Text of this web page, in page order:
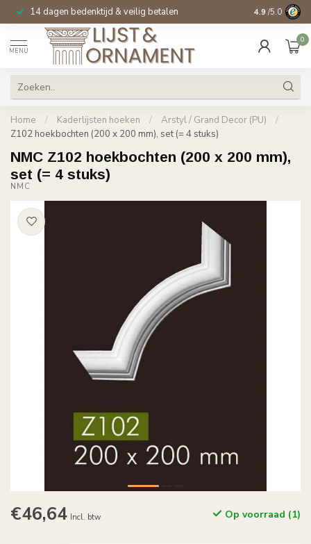
14 dagen bedenktijd & veilig betalen Specialist in
4.9 /5.0
MENU
0
Home / Kaderlijsten hoeken / Arstyl / Grand Decor (PU)
/
Z102 hoekbochten (200 x 200 mm), set (= 4 stuks)
NMC Z102 hoekbochten (200 x 200 mm),
set (= 4 stuks)
NMC
€46,64 Incl. btw Op voorraad (1)